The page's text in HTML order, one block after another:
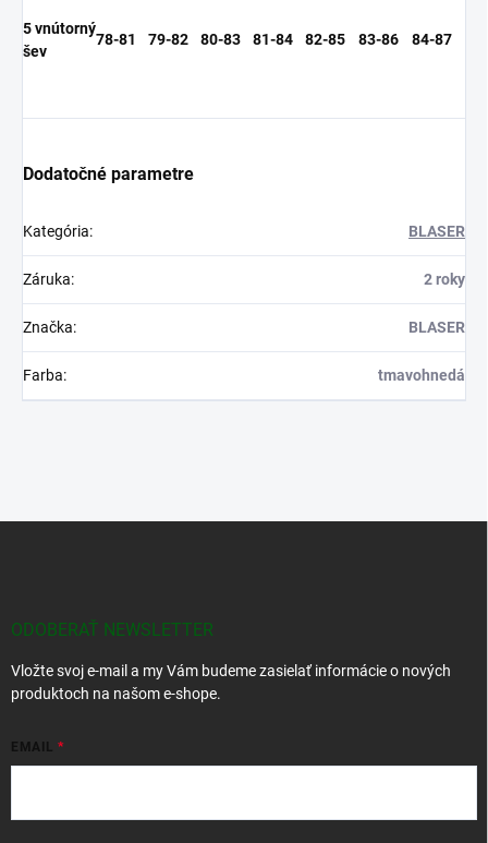
5 vnútorný
šev
78-81 79-82 80-83 81-84 82-85 83-86 84-87
Dodatočné parametre
Kategória: BLASER
Záruka: 2 roky
Značka: BLASER
Farba: tmavohnedá
ODOBERAŤ NEWSLETTER
Vložte svoj e-mail a my Vám budeme zasielať informácie o nových
produktoch na našom e-shope.
EMAIL